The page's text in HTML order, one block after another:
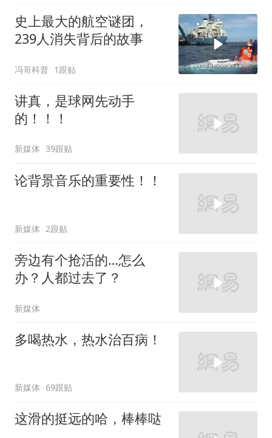
史上最大的航空谜团，
239人消失背后的故事
冯哥科普 1跟贴
讲真，是球网先动手
的！！！
新媒体 39跟贴
论背景音乐的重要性！！
新媒体 2跟贴
旁边有个抢活的…怎么
办？人都过去了？
新媒体
多喝热水，热水治百病！
新媒体 69跟贴
这滑的挺远的哈，棒棒哒